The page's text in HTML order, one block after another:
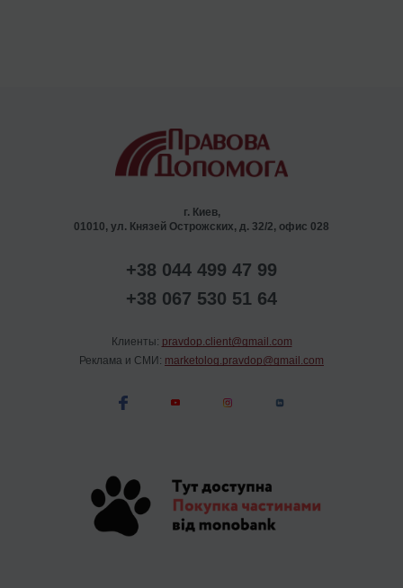
г. Киев,
01010, ул. Князей Острожских, д. 32/2, офис 028
+38 044 499 47 99
+38 067 530 51 64
Клиенты: pravdop.client@gmail.com
Реклама и СМИ: marketolog.pravdop@gmail.com